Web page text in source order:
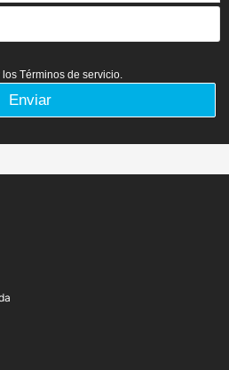
los Términos de servicio.
Enviar